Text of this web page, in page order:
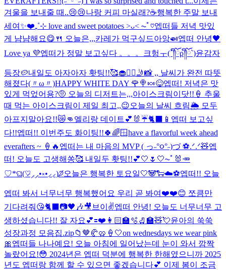
겨울을 보내줄 때..😢😢나랑 커피 마실래?☕️행복한 주말 보내
세여✨❤️₊˚⊹ love and sweet potatoes ˃ᴗ˂ ⏦ﾟ♡︎엡떠들 저녁 맛있
게 냠냠해요😋🍴 오늘은,,,카레가 먹구싶드아앙🍛엡떠 안녕🖤
Love ya 💜엡떠가 정말 보고싶다 。。。크헝ㅜ(´༎ຶོρ༎ຶོ`)윤감자
등장🥔내일도 아자아자 홧팅!!🥰🧁❤️‍🔥🤳📸 ,, 날씨가 완전 따뜻
해졌다(〃ω〃)HAPPY WHITE DAY 🌹🍭🍬😋엡떠! 저녁은 맛
있게 먹었어용?🤨 오늘의 디저트는,,,아이스크림이닷!!🍦 추울
때 먹는 아이스크림이 제일 최고,,😉오늘의 날씨 흐림🌦️ 모두
아프지말아요!!😿👊 엘리랑 데이트💕🐰☔️🐈‍⬛📱 엡떠 보고싶
다!!엡떠!! 이번주도 화이팅!!🍀🌈🪟have a flavorful week ahead
everafters ~ 🍦🔥 엡떠는 내 마음의 MVP ( っ˶°૦°˶)づ ⚽️.ᐟ.ᐟ🧸엡
떠! 오늘도 고생해쏭🥰 내일두 홧팅!!💕🤍🌷🤍⏦ﾟ🐰🥕
♡︎*ଘ(♡̷⸝⸝•༝•⸝⸝)੭̸오늘은 행복한 토요일🤍🐼🐑☁️⚽️엡떠!! 오늘
엡떠 봐서 너무너무 행복했어요 우리 곧 봐여❤️❤️😊 쪼큼만
기다려줘😘🐈‍⬛📷🖤🎶🎥 브이✌️엡떠 안녕! 오늘도 너무너무 고
생하셨습니다!! 잘 자요💕🟰❤️ 👩🏻‍🏫🫧🛼🏫🧸💘윤아의 쑥쑥
성장과정 모음집.zip📁 🤎🥐🥨🍦🤍on wednesdays we wear pink
🎀 엡떠들 나나예요! 오늘 아침에 일어났는데 눈이 와서 깜짝
놀랐어요!😳 2024년은 엡떠 덕분에 행복한 한해였으니까 2025
년도 엡떠랑 함께 할 수 있으면 좋겠습니다💕 이제 봄이 조금